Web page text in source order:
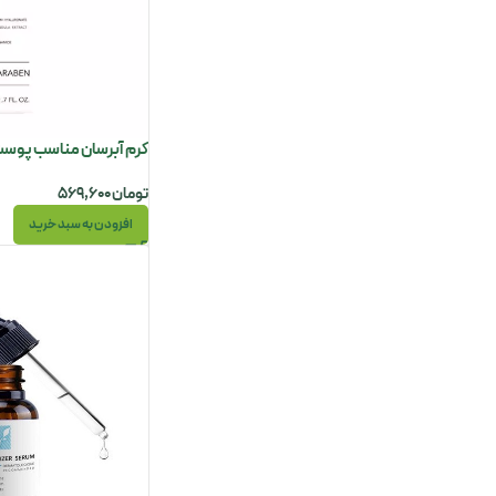
کرم آبرسان مناسب پوست
تومان۵۶۹,۶۰۰
افزودن به سبد خرید